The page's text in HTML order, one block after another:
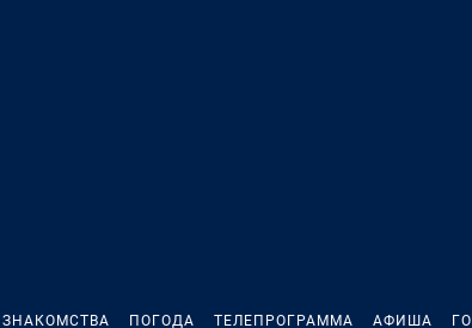
ЗНАКОМСТВА ПОГОДА ТЕЛЕПРОГРАММА АФИША